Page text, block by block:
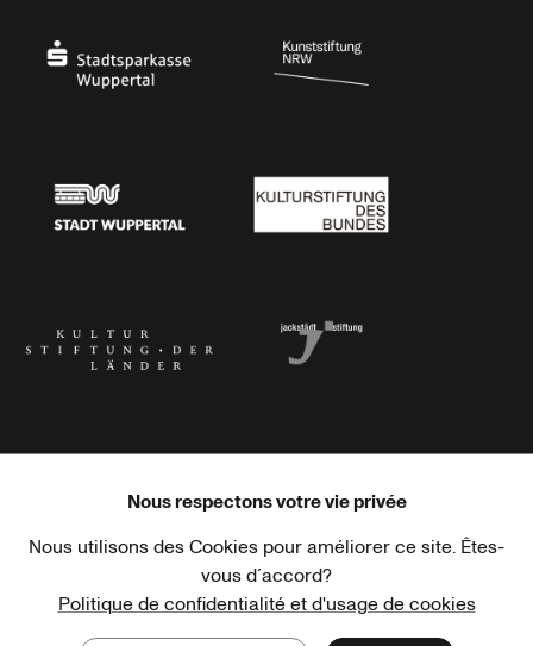
Haus der Kulturen der Welt Goethe-Institut
Nous respectons votre vie privée
Nous utilisons des Cookies pour améliorer ce site. Êtes-
vous d´accord?
Politique de confidentialité et d'usage de cookies